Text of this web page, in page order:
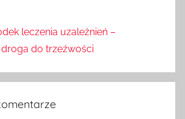
leczenia uzależnień –
do trzeźwości